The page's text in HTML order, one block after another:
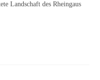
Landschaft des Rheingaus